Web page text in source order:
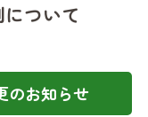
について
のお知らせ